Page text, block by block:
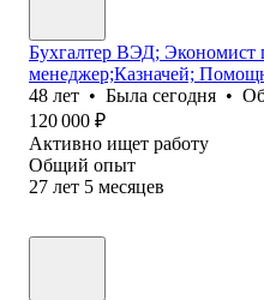
Бухгалтер ВЭД; Экономист
менеджер;Казначей;
48 лет • Была сегодня •
120 000 ₽
Активно ищет работу
Общий опыт
27 лет 5 месяцев